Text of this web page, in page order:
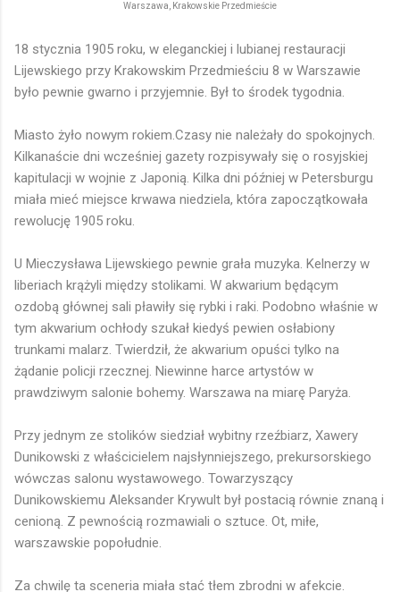
Warszawa, Krakowskie Przedmieście
18 stycznia 1905 roku, w eleganckiej i lubianej restauracji
Lijewskiego przy Krakowskim Przedmieściu 8 w Warszawie
było pewnie gwarno i przyjemnie. Był to środek tygodnia.
Miasto żyło nowym rokiem.Czasy nie należały do spokojnych.
Kilkanaście dni wcześniej gazety rozpisywały się o rosyjskiej
kapitulacji w wojnie z Japonią. Kilka dni później w Petersburgu
miała mieć miejsce krwawa niedziela, która zapoczątkowała
rewolucję 1905 roku.
U Mieczysława Lijewskiego pewnie grała muzyka. Kelnerzy w
liberiach krążyli między stolikami. W akwarium będącym
ozdobą głównej sali pławiły się rybki i raki. Podobno właśnie w
tym akwarium ochłody szukał kiedyś pewien osłabiony
trunkami malarz. Twierdził, że akwarium opuści tylko na
żądanie policji rzecznej. Niewinne harce artystów w
prawdziwym salonie bohemy. Warszawa na miarę Paryża.
Przy jednym ze stolików siedział wybitny rzeźbiarz, Xawery
Dunikowski z właścicielem najsłynniejszego, prekursorskiego
wówczas salonu wystawowego. Towarzyszący
Dunikowskiemu Aleksander Krywult był postacią równie znaną i
cenioną. Z pewnością rozmawiali o sztuce. Ot, miłe,
warszawskie popołudnie.
Za chwilę ta sceneria miała stać tłem zbrodni w afekcie.